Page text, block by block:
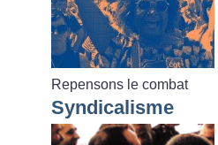
Repensons le combat
Syndicalisme